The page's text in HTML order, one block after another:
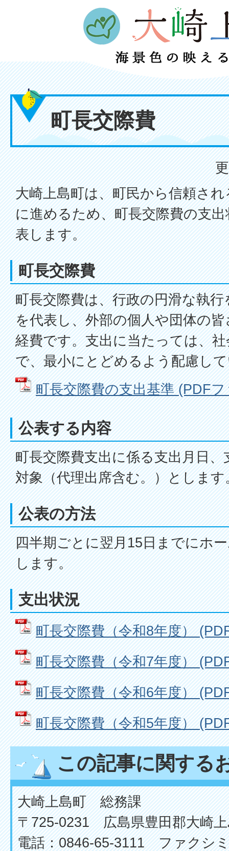
町長交際費
大崎上島町は、町民から信頼さ
に進めるため、町長交際費の支
表します。
町長交際費
町長交際費は、行政の円滑な執
を代表し、外部の個人や団体の
経費です。支出に当たっては、
で、最小にとどめるよう配慮し
町長交際費の支出基準 (PDF
公表する内容
町長交際費支出に係る支出月日
対象（代理出席含む。）とします
公表の方法
四半期ごとに翌月15日までにホ
します。
支出状況
町長交際費（令和8年度）
町長交際費（令和7年度）
町長交際費（令和6年度）
町長交際費（令和5年度）
この記事に関する
大崎上島町 総務課
〒725-0231 広島県豊田郡大崎
電話：0846-65-3111 ファクシ